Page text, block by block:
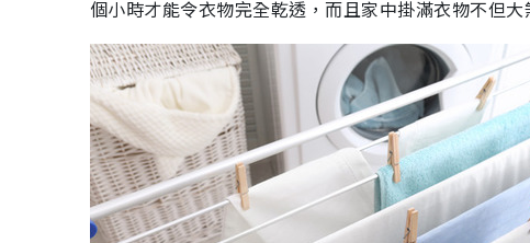
個小時才能令衣物完全乾透，而且家中掛滿衣物不但